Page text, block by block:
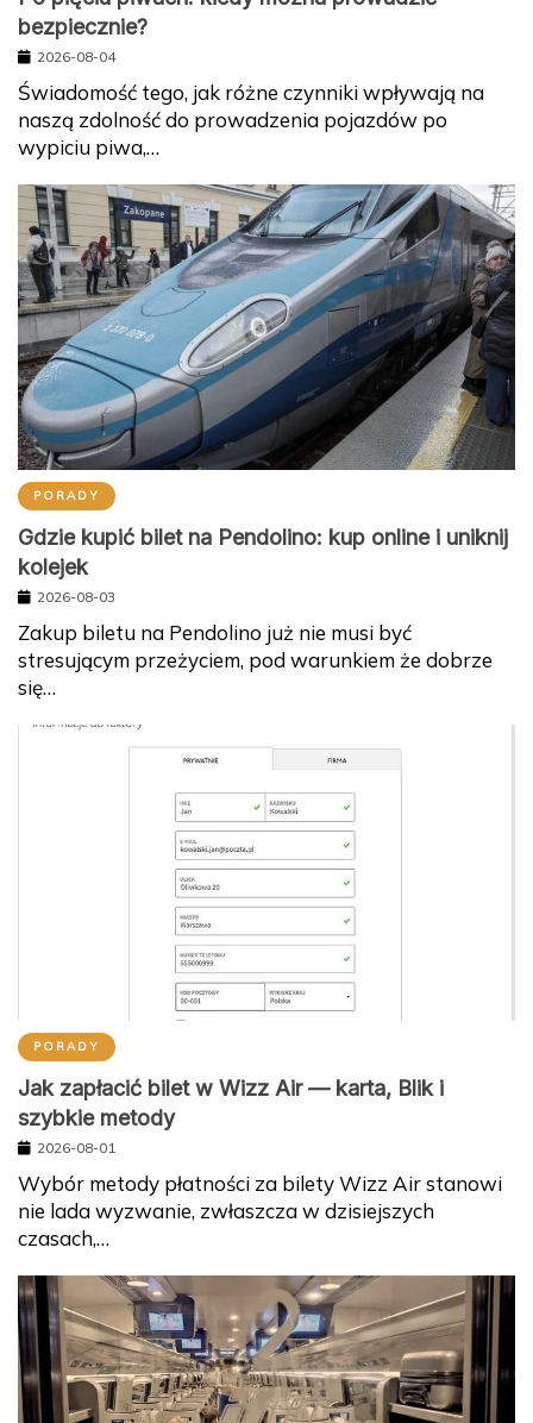
bezpiecznie?
2026-08-04
Świadomość tego, jak różne czynniki wpływają na
naszą zdolność do prowadzenia pojazdów po
wypiciu piwa,…
PORADY
Gdzie kupić bilet na Pendolino: kup online i uniknij
kolejek
2026-08-03
Zakup biletu na Pendolino już nie musi być
stresującym przeżyciem, pod warunkiem że dobrze
się…
PORADY
Jak zapłacić bilet w Wizz Air — karta, Blik i
szybkie metody
2026-08-01
Wybór metody płatności za bilety Wizz Air stanowi
nie lada wyzwanie, zwłaszcza w dzisiejszych
czasach,…